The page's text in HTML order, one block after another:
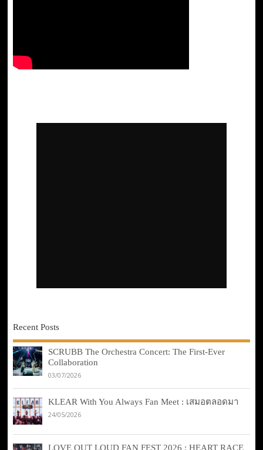
Recent Posts
SCRUBB The Orchestra Concert: The First-Ever
Collaboration
03/07/2026
KLEAR With You Always Fan Meet : เสมอตลอดมา
24/05/2026
LOVE OUT LOUD FAN FEST 2026 : HEART RACE